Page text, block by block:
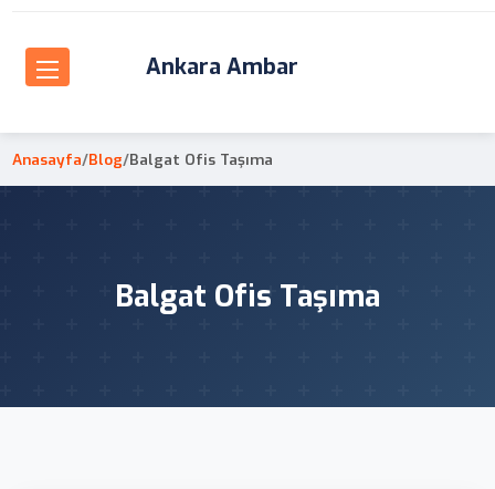
Ankara Ambar
Anasayfa/Blog/Balgat Ofis Taşıma
Balgat Ofis Taşıma